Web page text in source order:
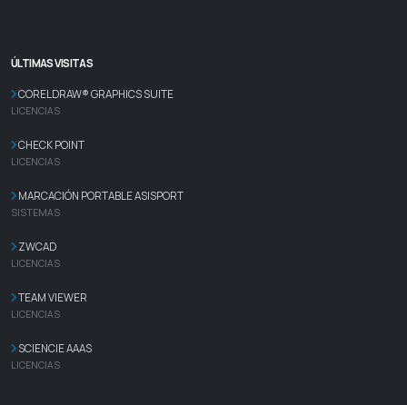
ÚLTIMAS VISITAS
CORELDRAW® GRAPHICS SUITE
LICENCIAS
CHECK POINT
LICENCIAS
MARCACIÓN PORTABLE ASISPORT
SISTEMAS
ZWCAD
LICENCIAS
TEAM VIEWER
LICENCIAS
SCIENCIE AAAS
LICENCIAS